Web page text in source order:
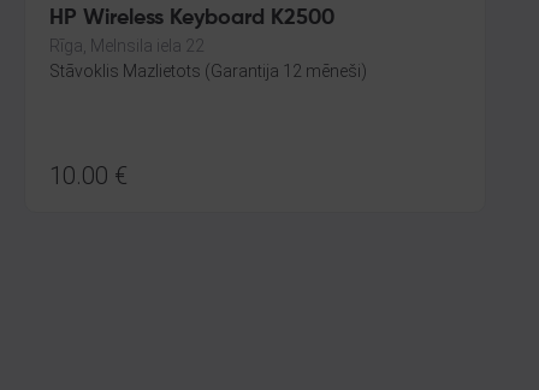
HP Wireless Keyboard K2500
Rīga, Melnsila iela 22
Stāvoklis Mazlietots (Garantija 12 mēneši)
10.00 €